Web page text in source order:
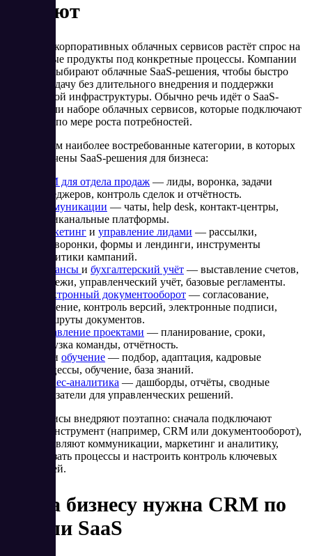
бывают
На рынке корпоративных облачных сервисов растёт спрос на
прикладные продукты под конкретные процессы. Компании
всё чаще выбирают облачные SaaS-решения, чтобы быстро
закрыть задачу без длительного внедрения и поддержки
собственной инфраструктуры. Обычно речь идёт о SaaS-
системе или наборе облачных сервисов, которые подключают
поэтапно, по мере роста потребностей.
Рассмотрим наиболее востребованные категории, в которых
сосредоточены SaaS-решения для бизнеса:
CRM для отдела продаж — лиды, воронка, задачи
менеджеров, контроль сделок и отчётность.
Коммуникации — чаты, help desk, контакт-центры,
омниканальные платформы.
Маркетинг и управление лидами — рассылки,
автоворонки, формы и лендинги, инструменты
аналитики кампаний.
Финансы и бухгалтерский учёт — выставление счетов,
платежи, управленческий учёт, базовые регламенты.
Электронный документооборот — согласование,
хранение, контроль версий, электронные подписи,
маршруты документов.
Управление проектами — планирование, сроки,
загрузка команды, отчётность.
и обучение — подбор, адаптация, кадровые
процессы, обучение, база знаний.
Бизнес-аналитика — дашборды, отчёты, сводные
показатели для управленческих решений.
SaaS-сервисы внедряют поэтапно: сначала подключают
базовый инструмент (например, CRM или документооборот),
затем добавляют коммуникации, маркетинг и аналитику,
чтобы связать процессы и настроить контроль ключевых
показателей.
Когда бизнесу нужна CRM по
модели SaaS